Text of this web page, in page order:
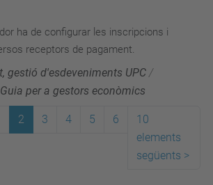
ha de configurar les inscripcions i
receptors de pagament.
gestió d'esdeveniments UPC /
Guia per a gestors econòmics
2 3 4 5 6
10
elements
següents >